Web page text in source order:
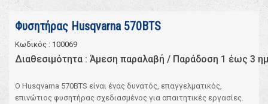
Φυσητήρας Husqvarna 570BTS
Κωδικός : 100069
Διαθεσιμότητα : Άμεση παραλαβή / Παράδoση 1 έως 3
Ο Husqvarna 570BTS είναι ένας δυνατός, επαγγελματικός,
επινώτιος φυσητήρας σχεδιασμένος για απαιτητικές εργασίες.